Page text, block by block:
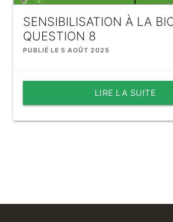
SENSIBILISATION À LA
QUESTION 8
PUBLIÉ LE 5 AOÛT 2025
LIRE LA SUITE